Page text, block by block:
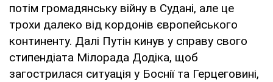
потім громадянську війну в Судані, але це
трохи далеко від кордонів європейського
континенту. Далі Путін кинув у справу свого
стипендіата Мілорада Додіка, щоб
загострилася ситуація у Боснії та Герцеговині,